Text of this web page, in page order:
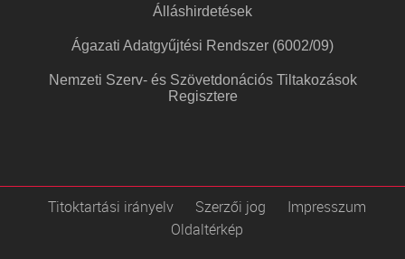
Álláshirdetések
Ágazati Adatgyűjtési Rendszer (6002/09)
Nemzeti Szerv- és Szövetdonációs Tiltakozások
Regisztere
Titoktartási irányelv Szerzői jog
Impresszum
Oldaltérkép